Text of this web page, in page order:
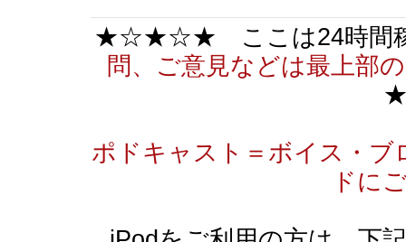
★☆★☆★ ここは24時間稼
問、ご意見などは最上部
ポドキャスト＝ボイス・
ドに